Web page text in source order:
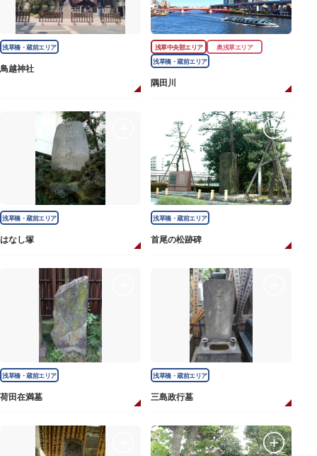
浅草橋・蔵前エリア
鳥越神社
浅草中央部エリア
奥浅草エリア
浅草橋・蔵前エリア
隅田川
浅草橋・蔵前エリア
はなし塚
浅草橋・蔵前エリア
首尾の松跡碑
浅草橋・蔵前エリア
荷田在満墓
浅草橋・蔵前エリア
三島政行墓